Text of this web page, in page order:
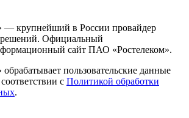
— крупнейший в России провайдер
Официальный
сайт ПАО «Ростелеком».
пользовательские данные
с Политикой обработки
.